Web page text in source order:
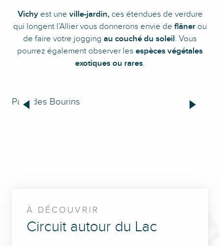
Vichyest une ville-jardin,ces étendues de verdure
qui longent l’Allier vous donnerons envie de flâner ou
de faire votre jogging au couché du soleil. Vous
pourrez également observer les espèces végétales
exotiques ou rares.
Parc des Bourins
À DÉCOUVRIR
Circuit autour du Lac